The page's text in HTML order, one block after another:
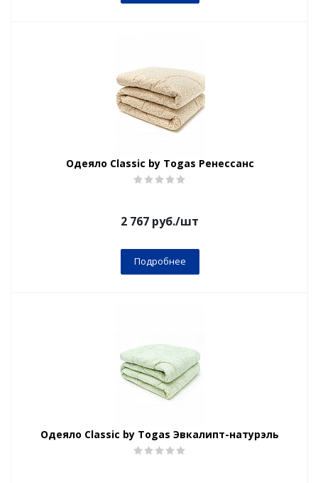
Одеяло Classic by Togas Ренессанс
2 767 руб./шт
Подробнее
Одеяло Classic by Togas Эвкалипт-натурэль